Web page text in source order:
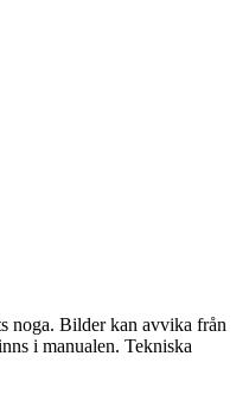
noga. Bilder kan avvika från
i manualen. Tekniska